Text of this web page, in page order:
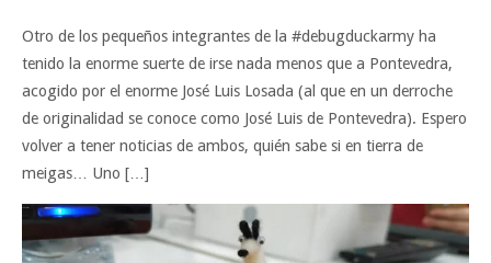
Otro de los pequeños integrantes de la #debugduckarmy ha
tenido la enorme suerte de irse nada menos que a Pontevedra,
acogido por el enorme José Luis Losada (al que en un derroche
de originalidad se conoce como José Luis de Pontevedra). Espero
volver a tener noticias de ambos, quién sabe si en tierra de
meigas… Uno […]